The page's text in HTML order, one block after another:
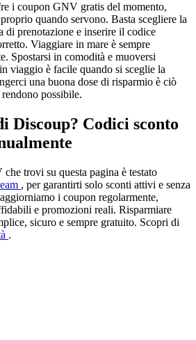
i coupon GNV gratis del momento,
quando servono. Basta scegliere la
di prenotazione e inserire il codice
Viaggiare in mare è sempre
Spostarsi in comodità e muoversi
viaggio è facile quando si sceglie la
una buona dose di risparmio è ciò
possibile.
Discoup? Codici sconto
trovi su questa pagina è testato
, per garantirti solo sconti attivi e senza
i coupon regolarmente,
e promozioni reali. Risparmiare
sicuro e sempre gratuito. Scopri di
.